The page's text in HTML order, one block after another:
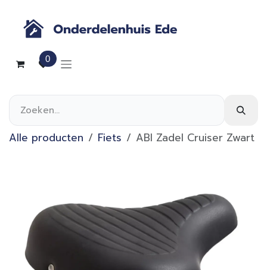
0
Alle producten Fiets ABI Zadel Cruiser Zwart